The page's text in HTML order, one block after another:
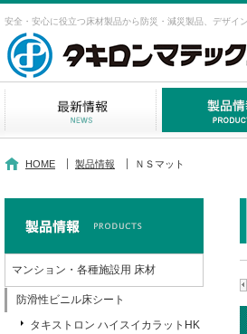
安全・安心に役立つ床材製品から防災・減災製品、デザイ
HOME 製品情報 ＮＳマット
マンション・各種施設用 床材
防滑性ビニル床シート
タキストロン ハイスイカラットHK